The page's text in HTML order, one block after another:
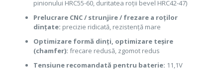
pinionului HRC55-60, duritatea roții bevel HRC42-47)
Prelucrare CNC / strunjire / frezare a roților
dințate: precizie ridicată, rezistență mare
Optimizare formă dinți, optimizare teșire
(chamfer): frecare redusă, zgomot redus
Tensiune recomandată pentru baterie: 11,1V